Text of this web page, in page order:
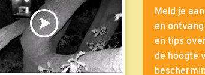
Meld je
en
en tips
de hoogte